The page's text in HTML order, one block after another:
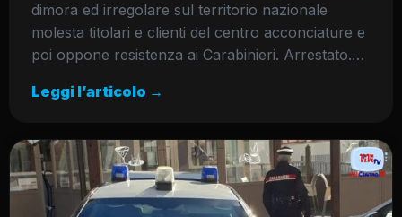
dimora ed irregolare sul territorio nazionale
molesta titolari e clienti del centro acconciature e
poi oppone resistenza ai Carabinieri. Arrestato.…
Leggi l’articolo →